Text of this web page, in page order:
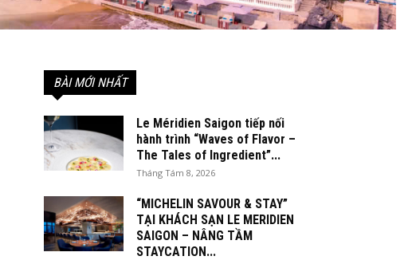
BÀI MỚI NHẤT
Le Méridien Saigon tiếp nối
hành trình “Waves of Flavor –
The Tales of Ingredient”...
Tháng Tám 8, 2026
“MICHELIN SAVOUR & STAY”
TẠI KHÁCH SẠN LE MERIDIEN
SAIGON – NÂNG TẦM
STAYCATION...